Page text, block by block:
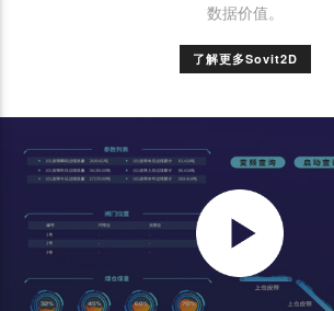
数据价值。
了解更多Sovit2D